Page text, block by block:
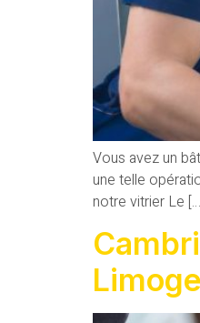
Vous avez un
une telle
notre vitrier Le